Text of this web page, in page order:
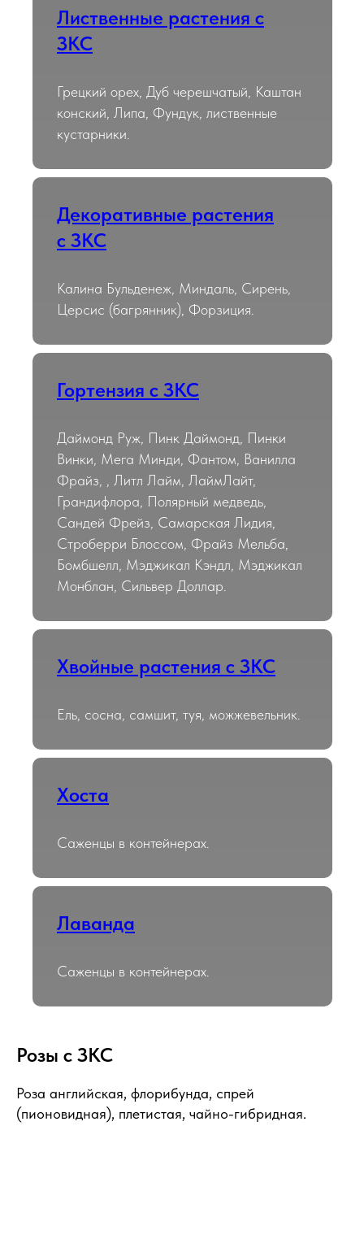
Лиственные растения с
ЗКС
Грецкий орех, Дуб черешчатый, Каштан
конский, Липа, Фундук, лиственные
кустарники.
Декоративные растения
с ЗКС
Калина Бульденеж, Миндаль, Сирень,
Церсис (багрянник), Форзиция.
Гортензия с ЗКС
Даймонд Руж, Пинк Даймонд, Пинки
Винки, Мега Минди, Фантом, Ванилла
Фрайз, , Литл Лайм, ЛаймЛайт,
Грандифлора, Полярный медведь,
Сандей Фрейз, Самарская Лидия,
Строберри Блоссом, Фрайз Мельба,
Бомбшелл, Мэджикал Кэндл, Мэджикал
Монблан, Сильвер Доллар.
Хвойные растения с ЗКС
Ель, сосна, самшит, туя, можжевельник.
Хоста
Саженцы в контейнерах.
Лаванда
Саженцы в контейнерах.
Розы с ЗКС
Роза английская, флорибунда, спрей
(пионовидная), плетистая, чайно-гибридная.